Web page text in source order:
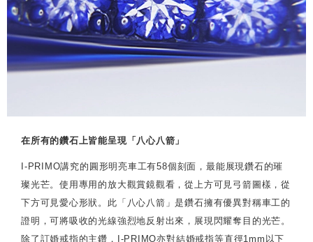
在所有的鑽石上皆能呈現「八心八箭」
I-PRIMO講究的圓形明亮車工有58個刻面，最能展現鑽石的璀
璨光芒。使用專用的放大觀賞鏡觀看，從上方可見弓箭圖樣，從
下方可見愛心形狀。此「八心八箭」是鑽石擁有優異對稱車工的
證明，可將吸收的光線強烈地反射出來，展現閃耀奪目的光芒。
除了訂婚戒指的主鑽，I-PRIMO亦對結婚戒指等直徑1mm以下